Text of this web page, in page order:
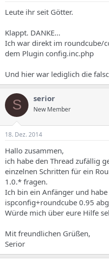
Leute ihr seit Götter.
Klappt. DANKE...
Ich war direkt im roundcube/
dem Plugin config.inc.php
Und hier war lediglich die
S serior
New Member
18. Dez. 2014
Hallo zusammen,
ich habe den Thread zufällig
einzelnen Schritten für ein
1.0.* fragen.
Ich bin ein Anfänger und
ispconfig+roundcube 0.95
Würde mich über eure Hilfe
Mit freundlichen Grüßen,
Serior